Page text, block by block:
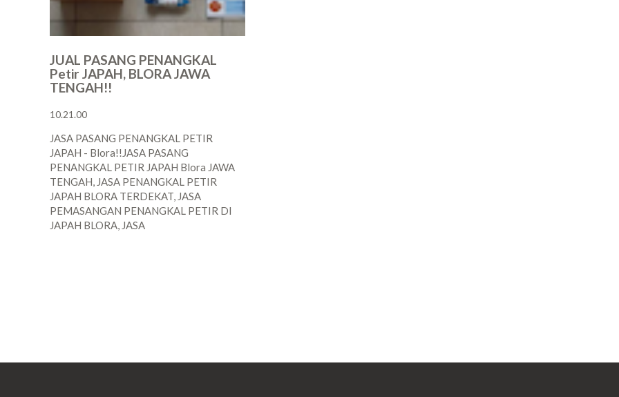
JUAL PASANG PENANGKAL
Petir JAPAH, BLORA JAWA
TENGAH!!
10.21.00
JASA PASANG PENANGKAL PETIR
JAPAH - Blora!!JASA PASANG
PENANGKAL PETIR JAPAH Blora JAWA
TENGAH, JASA PENANGKAL PETIR
JAPAH BLORA TERDEKAT, JASA
PEMASANGAN PENANGKAL PETIR DI
JAPAH BLORA, JASA